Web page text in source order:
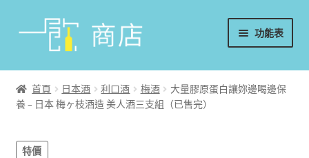
功能表
首頁
葡萄酒
香檳/氣泡酒
首頁 日本酒 利口酒 梅酒
大量膠原蛋白讓妳邊喝邊保
養 – 日本 梅ヶ枝酒造 美人酒三支組（已售完）
特價